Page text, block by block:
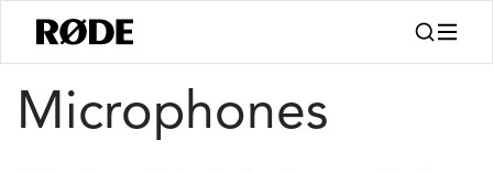
Produits / Microphones
Microphones